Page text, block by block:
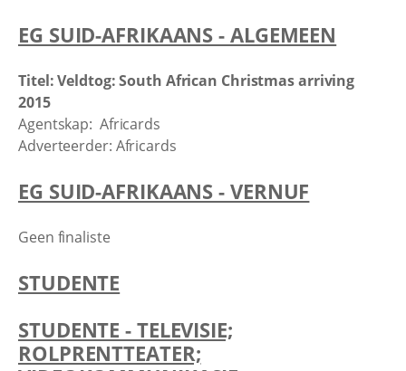
EG SUID-AFRIKAANS - ALGEMEEN
Titel: Veldtog: South African Christmas arriving
2015
Agentskap: Africards
Adverteerder: Africards
EG SUID-AFRIKAANS - VERNUF
Geen finaliste
STUDENTE
STUDENTE - TELEVISIE;
ROLPRENTTEATER;